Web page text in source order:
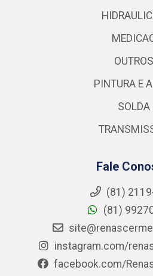
OUTROS
PINTURA E
SOLDA
Fale
(81)
(81)
instagram.com/
facebook.com/